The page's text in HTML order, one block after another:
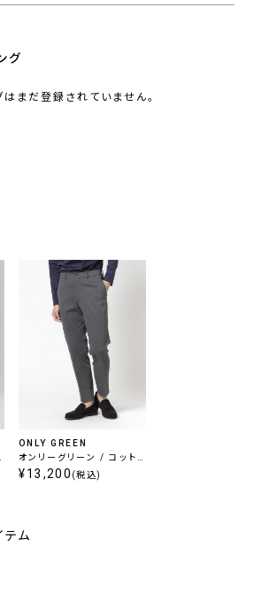
グ
まだ登録されていません。
ONLY GREEN
オンリーグリーン / コット
ン混ジャージーパンツ グレ
¥13,200 (税込)
テム